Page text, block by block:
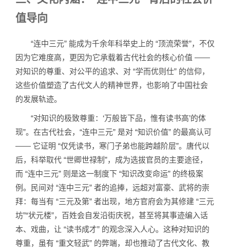
值导向
“连中三元” 能成为千余年科举史上的 “顶流荣誉”，不仅
因为它难度高，更因为它承载着古代社会的核心价值 ——
对知识的尊重、对公平的追求、对 “学而优则仕” 的信仰，
这些价值塑造了古代文人的精神世界，也影响了中国社会
的发展轨迹。
“对知识的极致尊重：‘万般皆下品，惟有读书高’的体
现”。在古代社会，“连中三元” 是对 “知识价值” 的最高认可
—— 它证明 “仅凭读书，寒门子弟也能跨越阶层”。唐代以
后，科举取代 “世卿世禄制”，成为选拔官员的主要途径，
而 “连中三元” 则是这一制度下 “知识改变命运” 的终极案
例。民间对 “连中三元” 者的追捧，远超对富豪、武将的崇
拜：每当有 “三元及第” 者出现，地方官府会为其修建 “三元
坊”“状元楼”，百姓会自发沿街庆祝，甚至将其事迹编入话
本、戏曲，让 “读书成才” 的观念深入人心。这种对知识的
尊重，虽有 “重文轻武” 的弊端，却也推动了古代文化、教